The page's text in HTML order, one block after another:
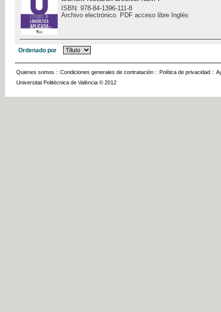
ISBN: 978-84-1396-111-8
Archivo electrónico. PDF acceso libre Inglés
Ordenado por
Quienes somos :: Condiciones generales de contratación :: Política de privacidad ::
Universitat Politècnica de València © 2012